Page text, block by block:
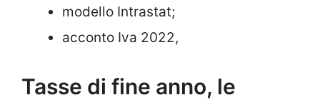
modello Intrastat;
acconto Iva 2022,
Tasse di fine anno, le